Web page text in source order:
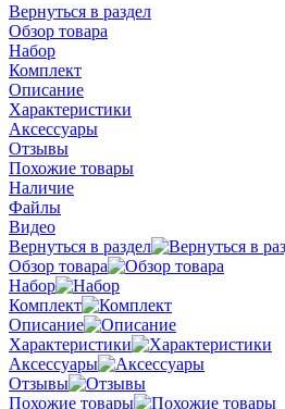
Вернуться в раздел
Обзор товара
Набор
Комплект
Описание
Характеристики
Аксессуары
Отзывы
Похожие товары
Наличие
Файлы
Видео
Вернуться в раздел
Обзор товара
Набор
Комплект
Описание
Характеристики
Аксессуары
Отзывы
Похожие товары